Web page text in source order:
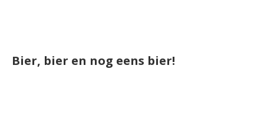
Bier, bier en nog eens bier!